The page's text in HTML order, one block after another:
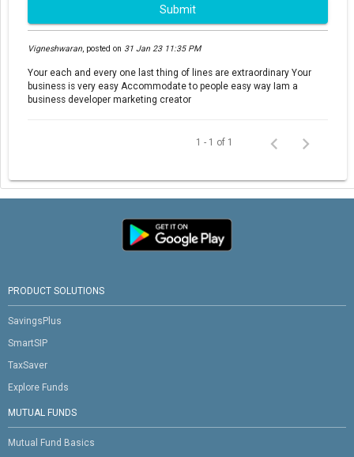
Submit
Vigneshwaran, posted on 31 Jan 23 11:35 PM
Your each and every one last thing of lines are extraordinary Your
business is very easy Accommodate to people easy way Iam a
business developer marketing creator
1 - 1 of 1
PRODUCT SOLUTIONS
SavingsPlus
SmartSIP
TaxSaver
Explore Funds
MUTUAL FUNDS
Mutual Fund Basics